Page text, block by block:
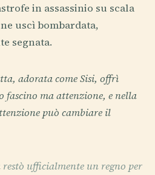
in assassinio su scala
uscì bombardata,
segnata.
adorata come Sisi, offrì
fascino ma attenzione, e nella
può cambiare il
ufficialmente un regno per